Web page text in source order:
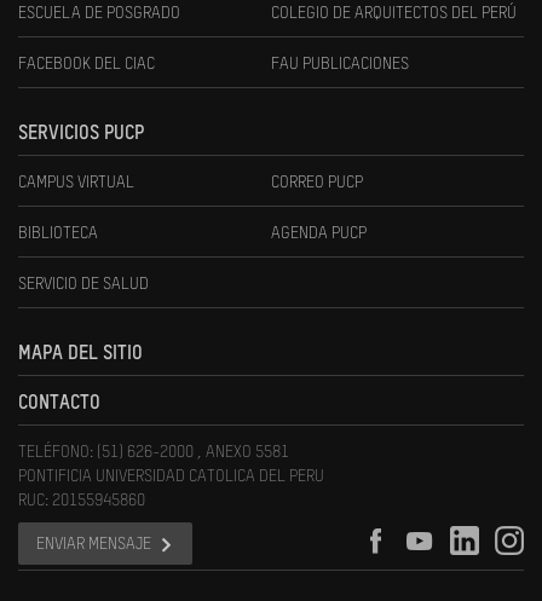
ESCUELA DE POSGRADO COLEGIO DE ARQUITECTOS DEL PERÚ
FACEBOOK DEL CIAC FAU PUBLICACIONES
SERVICIOS PUCP
CAMPUS VIRTUAL CORREO PUCP
BIBLIOTECA AGENDA PUCP
SERVICIO DE SALUD
MAPA DEL SITIO
CONTACTO
TELÉFONO: (51) 626-2000 , ANEXO 5581
PONTIFICIA UNIVERSIDAD CATOLICA DEL PERU
RUC: 20155945860
ENVIAR MENSAJE